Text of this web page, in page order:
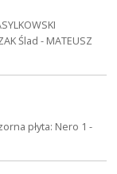
Ślad - MATEUSZ
płyta: Nero 1 -